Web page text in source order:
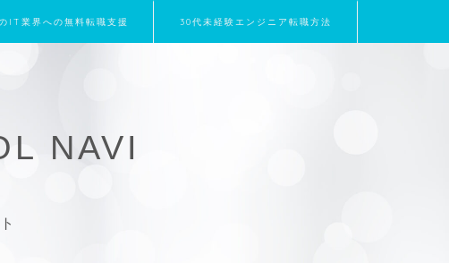
IT業界への無料転職支援 30代未経験エンジニア転職方法
NAVI